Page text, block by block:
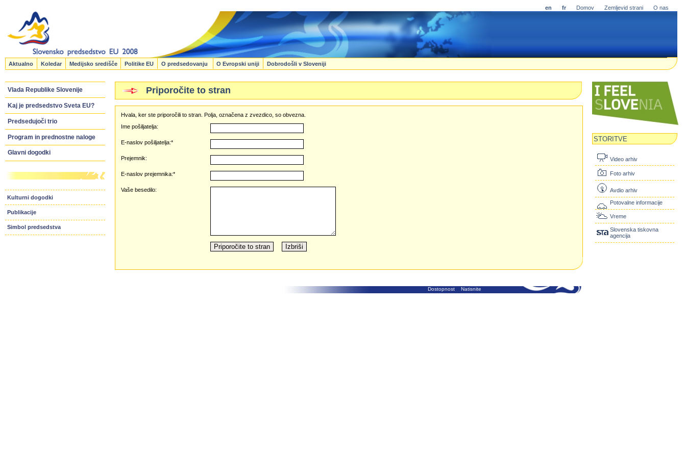
en fr Domov Zemljevid strani O nas
Aktualno Koledar Medijsko središče Politike EU O predsedovanju O Evropski uniji Dobrodošli v Sloveniji
Vlada Republike Slovenije
Kaj je predsedstvo Sveta EU?
Predsedujoči trio
Program in prednostne naloge
Glavni dogodki
Kulturni dogodki
Publikacije
Simbol predsedstva
STORITVE
Video arhiv
Foto arhiv
Avdio arhiv
Potovalne informacije
Vreme
Slovenska tiskovna
agencija
Priporočite to stran
Hvala, ker ste priporočili to stran. Polja, označena z zvezdico, so obvezna.
Ime pošiljatelja:
E-naslov pošiljatelja:*
Prejemnik:
E-naslov prejemnika:*
Vaše besedilo:
Dostopnost Natisnite